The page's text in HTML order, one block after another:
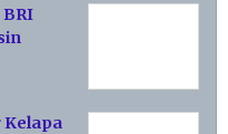
Kelapa